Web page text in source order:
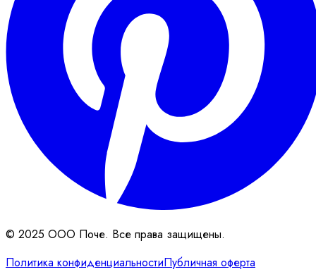
© 2025 ООО Поче. Все права защищены.
Политика конфиденциальностиПубличная оферта